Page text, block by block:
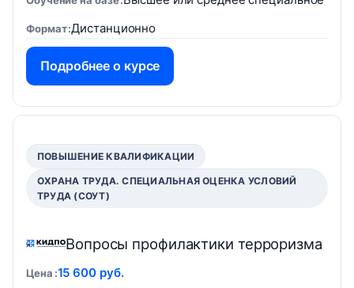
Формат Дистанционно
Подробнее о курсе
ПОВЫШЕНИЕ КВАЛИФИКАЦИИ
ОХРАНА ТРУДА. СПЕЦИАЛЬНАЯ ОЦЕНКА УСЛОВИЙ
ТРУДА (СОУТ)
Вопросы профилактики терроризма
Цена 15 600 руб.